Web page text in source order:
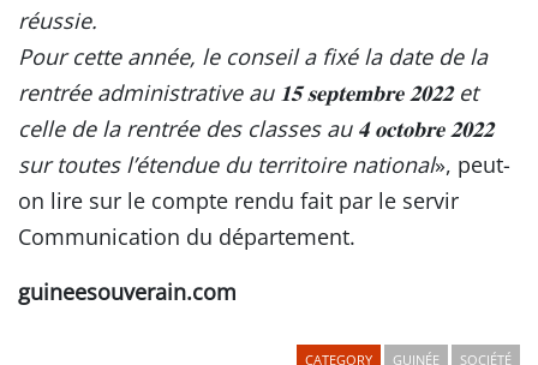
réussie.
Pour cette année, le conseil a fixé la date de la
rentrée administrative au 𝟏𝟓 𝐬𝐞𝐩𝐭𝐞𝐦𝐛𝐫𝐞 𝟐𝟎𝟐𝟐 et
celle de la rentrée des classes au 𝟒 𝐨𝐜𝐭𝐨𝐛𝐫𝐞 𝟐𝟎𝟐𝟐
sur toutes l’étendue du territoire national», peut-
on lire sur le compte rendu fait par le servir
Communication du département.
guineesouverain.com
CATEGORY GUINÉE SOCIÉTÉ